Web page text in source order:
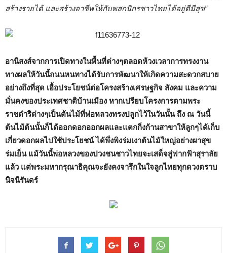
สร้างรายได้ และสร้างอาชีพให้กับพสกนิกรชาวไทยได้อยู่ดีมีสุข”
อานิสงส์จากการเปิดทางในพื้นที่ต่างๆตลอดห้วงเวลาการทรงงาน
ทางผลให้วันนี้ถนนหนทางได้รับการพัฒนาให้เกิดความสะดวกสบาย
อย่างถึงที่สุด เอื้อประโยชน์ต่อโครงสร้างเศรษฐกิจ สังคม และความ
มั่นคงของประเทศชาติบ้านเมือง หากเปรียบโครงการตามพระ
ราชดำริต่างๆเป็นต้นไม้ที่พ่อหลวงทรงปลูกไว้ในวันนั้น ถึง ณ วันนี้
ต้นไม้ต้นนั้นก็ได้ออกดอกออกผลและแตกกิ่งก้านสาขาให้ลูกๆได้เก็บ
เกี่ยวดอกผลไปใช้ประโยชน์ ได้พึ่งพิงร่มเงาต้นไม้ใหญ่อย่างผาสุข
ร่มเย็น แม้วันนี้พ่อหลวงของปวงชนชาวไทยจะเสด็จสู่ฟากฟ้าสุราลัย
แล้ว แต่พระมหากรุณาธิคุณจะยังคงจารึกในใจลูกไทยทุกดวงตราบ
นิจนิรันดร์